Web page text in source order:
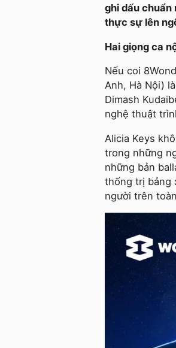
ghi dấu chuẩn
thực sự lên
Hai giọng ca
Nếu coi
Anh, Hà Nội)
Dimash
nghệ thuật
Alicia Keys
trong những
những bản
thống trị bảng
người trên